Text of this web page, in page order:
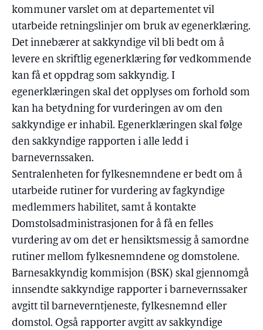
kommuner varslet om at departementet vil
utarbeide retningslinjer om bruk av egenerklæring.
Det innebærer at sakkyndige vil bli bedt om å
levere en skriftlig egenerklæring før vedkommende
kan få et oppdrag som sakkyndig. I
egenerklæringen skal det opplyses om forhold som
kan ha betydning for vurderingen av om den
sakkyndige er inhabil. Egenerklæringen skal følge
den sakkyndige rapporten i alle ledd i
barnevernssaken.
Sentralenheten for fylkesnemndene er bedt om å
utarbeide rutiner for vurdering av fagkyndige
medlemmers habilitet, samt å kontakte
Domstolsadministrasjonen for å få en felles
vurdering av om det er hensiktsmessig å samordne
rutiner mellom fylkesnemndene og domstolene.
Barnesakkyndig kommisjon (BSK) skal gjennomgå
innsendte sakkyndige rapporter i barnevernssaker
avgitt til barneverntjeneste, fylkesnemnd eller
domstol. Også rapporter avgitt av sakkyndige